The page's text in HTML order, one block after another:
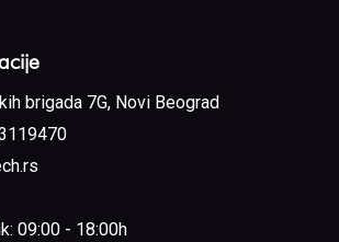
brigada 7G, Novi Beograd
09:00 - 18:00h